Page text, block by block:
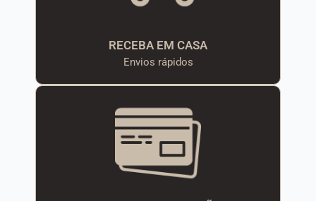
RECEBA EM CASA
Envios rápidos